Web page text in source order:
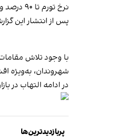
نرخ تورم تا ۹۰ درصد وجود دارد.
پس از انتشار این
با وجود تلاش
شهروندان، به‌ویژه
در ادامه التهاب در
پربازدیدترین‌ها